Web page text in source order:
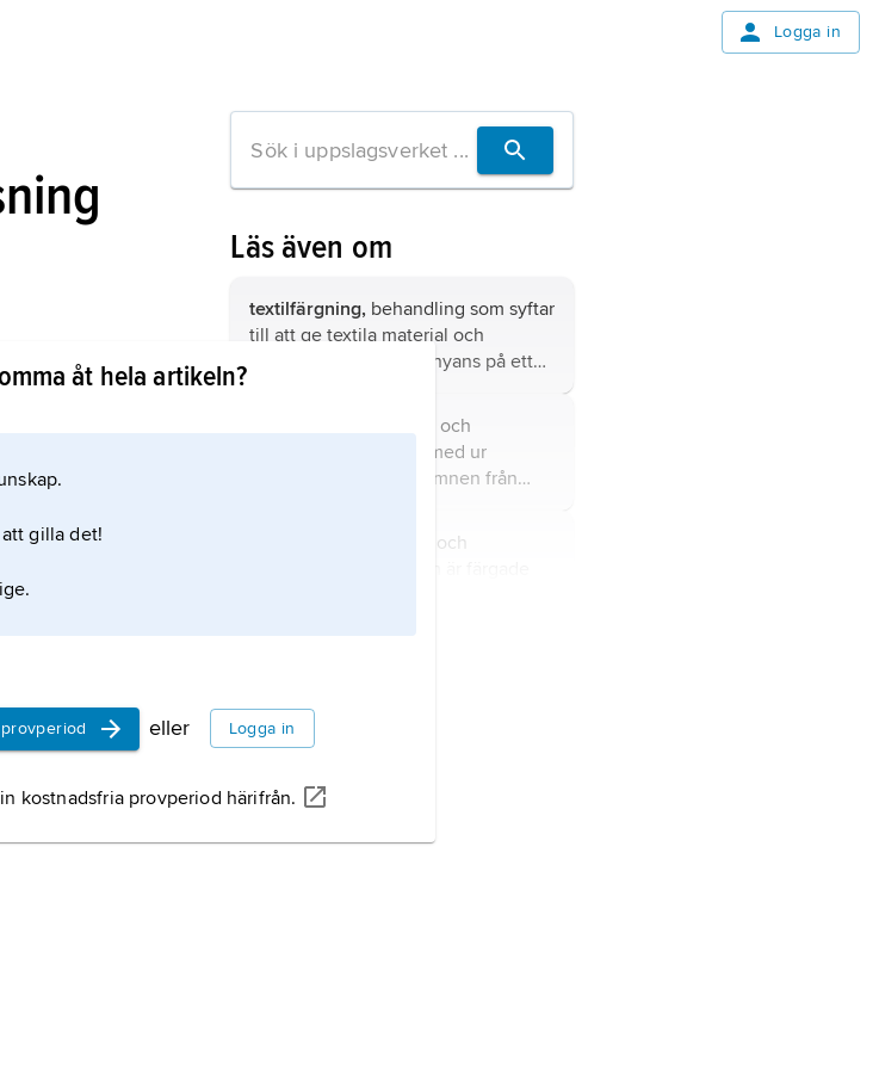
Logga in
åt hela artikeln?
gilla det!
eller Logga in
kostnadsfria provperiod härifrån.
Läs även om
textilfärgning, behandling som syftar
till att ge textila material och
produkter önskad färgnyans på ett
under produktens livslängd.
färgning och
mönstring av textilier med ur
naturen utvunna färgämnen från
organiska och